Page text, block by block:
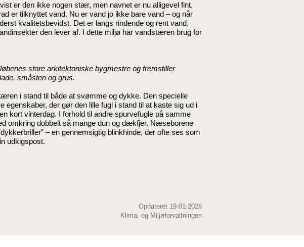
er den ikke nogen stær, men navnet er nu alligevel fint,
er tilknyttet vand. Nu er vand jo ikke bare vand – og når
kvalitetsbevidst. Det er langs rindende og rent vand,
den lever af. I dette miljø har vandstæren brug for
store arkitektoniske bygmestre og fremstiller
småsten og grus.
i stand til både at svømme og dykke. Den specielle
der gør den lille fugl i stand til at kaste sig ud i
kort vinterdag. I forhold til andre spurvefugle på samme
omkring dobbelt så mange dun og dækfjer. Næseborene
– en gennemsigtig blinkhinde, der ofte ses som
udkigspost.
Opdateret 19-01-2026
Klima- og Miljøforvaltningen